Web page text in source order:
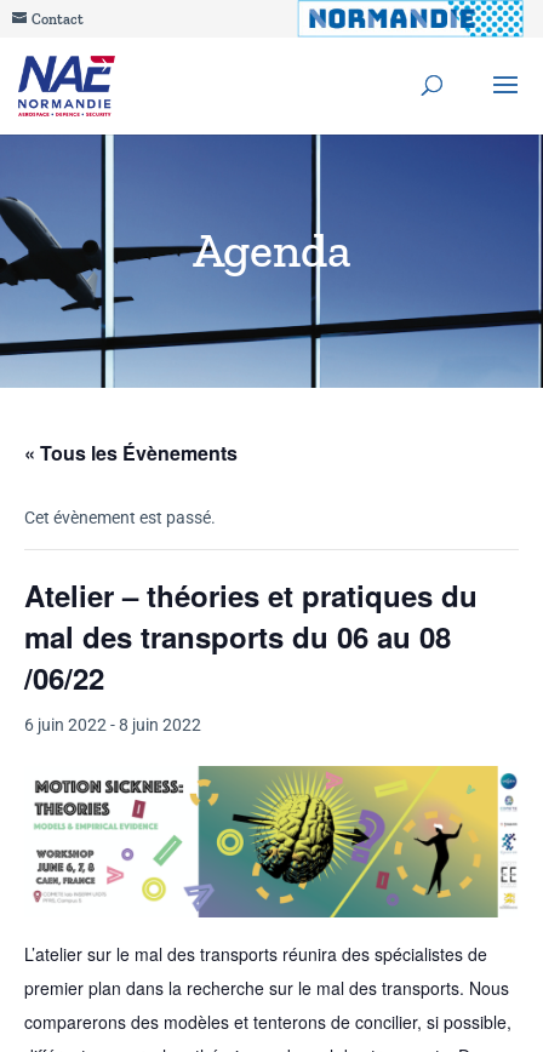
Contact
Agenda
« Tous les Évènements
Cet évènement est passé.
Atelier – théories et pratiques du
mal des transports du 06 au 08
/06/22
6 juin 2022 -8 juin 2022
L’atelier sur le mal des transports réunira des spécialistes de
premier plan dans la recherche sur le mal des transports. Nous
comparerons des modèles et tenterons de concilier, si possible,